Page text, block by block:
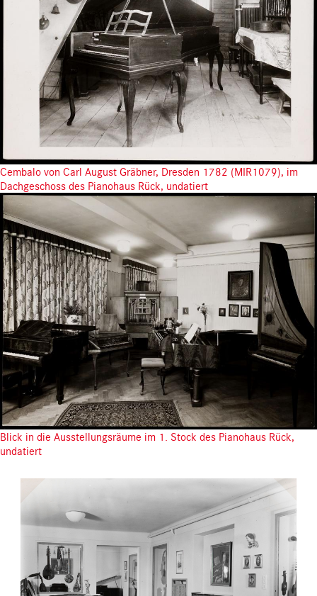
Cembalo von Carl August Gräbner, Dresden 1782 (MIR1079), im
Dachgeschoss des Pianohaus Rück, undatiert
Blick in die Ausstellungsräume im 1. Stock des Pianohaus Rück,
undatiert